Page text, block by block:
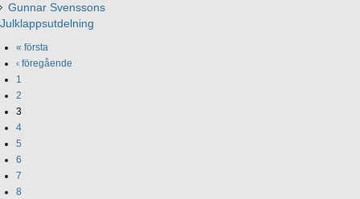
Gunnar Svenssons
Julklappsutdelning
« första
‹ föregående
1
2
3
4
5
6
7
8